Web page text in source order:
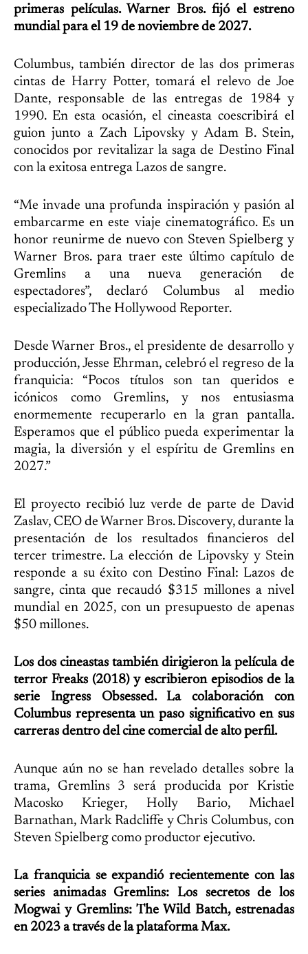
primeras películas. Warner Bros. fijó el estreno
mundial para el 19 de noviembre de 2027.
Columbus, también director de las dos primeras
cintas de Harry Potter, tomará el relevo de Joe
Dante, responsable de las entregas de 1984 y
1990. En esta ocasión, el cineasta coescribirá el
guion junto a Zach Lipovsky y Adam B. Stein,
conocidos por revitalizar la saga de Destino Final
con la exitosa entrega Lazos de sangre.
“Me invade una profunda inspiración y pasión al
embarcarme en este viaje cinematográfico. Es un
honor reunirme de nuevo con Steven Spielberg y
Warner Bros. para traer este último capítulo de
Gremlins a una nueva generación de
espectadores”, declaró Columbus al medio
especializado The Hollywood Reporter.
Desde Warner Bros., el presidente de desarrollo y
producción, Jesse Ehrman, celebró el regreso de la
franquicia: “Pocos títulos son tan queridos e
icónicos como Gremlins, y nos entusiasma
enormemente recuperarlo en la gran pantalla.
Esperamos que el público pueda experimentar la
magia, la diversión y el espíritu de Gremlins en
2027.”
El proyecto recibió luz verde de parte de David
Zaslav, CEO de Warner Bros. Discovery, durante la
presentación de los resultados financieros del
tercer trimestre. La elección de Lipovsky y Stein
responde a su éxito con Destino Final: Lazos de
sangre, cinta que recaudó $315 millones a nivel
mundial en 2025, con un presupuesto de apenas
$50 millones.
Los dos cineastas también dirigieron la película de
terror Freaks (2018) y escribieron episodios de la
serie Ingress Obsessed. La colaboración con
Columbus representa un paso significativo en sus
carreras dentro del cine comercial de alto perfil.
Aunque aún no se han revelado detalles sobre la
trama, Gremlins 3 será producida por Kristie
Macosko Krieger, Holly Bario, Michael
Barnathan, Mark Radcliffe y Chris Columbus, con
Steven Spielberg como productor ejecutivo.
La franquicia se expandió recientemente con las
series animadas Gremlins: Los secretos de los
Mogwai y Gremlins: The Wild Batch, estrenadas
en 2023 a través de la plataforma Max.